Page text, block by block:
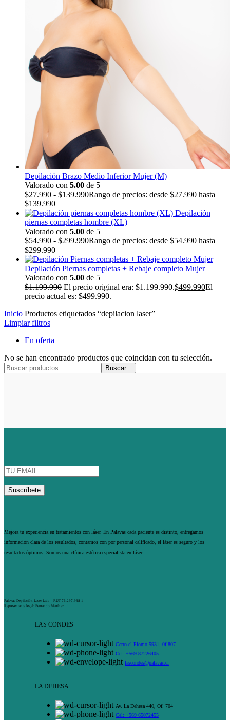
Depilación Brazo Medio Inferior Mujer (M)
Valorado con 5.00 de 5
$27.990 - $139.990Rango de precios: desde $27.990 hasta
$139.990
Depilación
piernas completas hombre (XL)
Valorado con 5.00 de 5
$54.990 - $299.990Rango de precios: desde $54.990 hasta
$299.990
Depilación Piernas completas + Rebaje completo Mujer
Valorado con 5.00 de 5
$1.199.990 El precio original era: $1.199.990.$499.990El
precio actual es: $499.990.
Inicio Productos etiquetados “depilacion laser”
Limpiar filtros
En oferta
No se han encontrado productos que coincidan con tu selección.
Buscar...
Mejora tu experiencia en tratamientos con láser. En Palavas cada paciente es distinto, entregamos
información clara de los resultados, contamos con por personal calificado, el láser es seguro y los
resultados óptimos. Somos una clínica estética especialista en láser.
Palavas Depilación Laser Ltda – RUT 76.297.938-1
Representante legal: Fernando Martínez
LAS CONDES
Cerro el Plomo 5931, 0f 807
Cel: +569 87226405
lascondes@palavas.cl
LA DEHESA
Av. La Dehesa 440, Of. 704
Cel: +569 65072455